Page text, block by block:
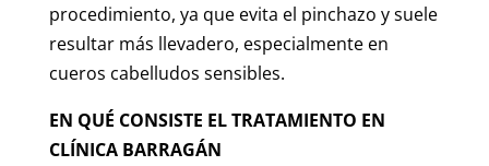
procedimiento, ya que evita el pinchazo y suele
resultar más llevadero, especialmente en
cueros cabelludos sensibles.
EN QUÉ CONSISTE EL TRATAMIENTO EN
CLÍNICA BARRAGÁN